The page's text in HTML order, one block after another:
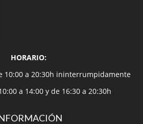
HORARIO:
10:00 a 20:30h ininterrumpidamente
a 14:00 y de 16:30 a 20:30h